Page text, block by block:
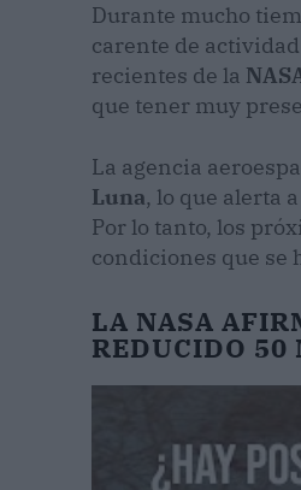
Durante mucho
carente de
recientes de la
que tener muy
La agencia
Luna, lo que alerta
Por lo tanto, los
condiciones que se
LA NASA
REDUCIDO 50